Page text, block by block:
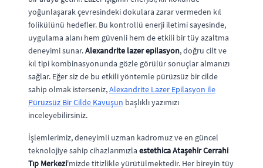
yoğunlaşarak çevresindeki dokulara zarar vermeden kıl
folikülünü hedefler. Bu kontrollü enerji iletimi sayesinde,
uygulama alanı hem güvenli hem de etkili bir tüy azaltma
deneyimi sunar.Alexandrite lazer epilasyon, doğru cilt ve
kıl tipi kombinasyonunda gözle görülür sonuçlar almanızı
sağlar. Eğer siz de bu etkili yöntemle pürüzsüz bir cilde
sahip olmak isterseniz,Alexandrite Lazer Epilasyon ile
Pürüzsüz Bir Cilde Kavuşun başlıklı yazımızı
inceleyebilirsiniz.
İşlemlerimiz, deneyimli uzman kadromuz ve en güncel
teknolojiye sahip cihazlarımızla estethica Ataşehir Cerrahi
Tıp Merkezi'mizde titizlikle yürütülmektedir. Her bireyin tüy